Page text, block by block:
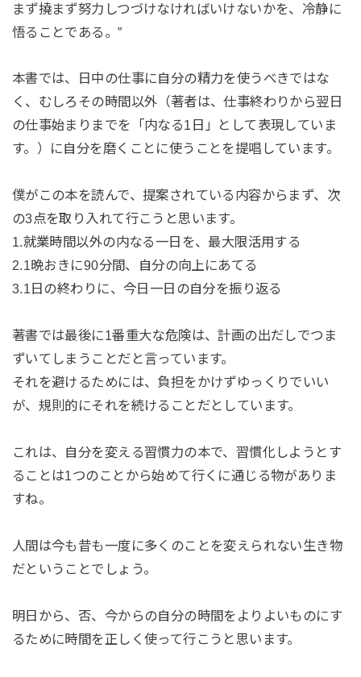
まず撓まず努力しつづけなければいけないかを、冷静に
悟ることである。”
本書では、日中の仕事に自分の精力を使うべきではな
く、むしろその時間以外（著者は、仕事終わりから翌日
の仕事始まりまでを「内なる1日」として表現していま
す。）に自分を磨くことに使うことを提唱しています。
僕がこの本を読んで、提案されている内容からまず、次
の3点を取り入れて行こうと思います。
1.就業時間以外の内なる一日を、最大限活用する
2.1晩おきに90分間、自分の向上にあてる
3.1日の終わりに、今日一日の自分を振り返る
著書では最後に1番重大な危険は、計画の出だしでつま
ずいてしまうことだと言っています。
それを避けるためには、負担をかけずゆっくりでいい
が、規則的にそれを続けることだとしています。
これは、自分を変える習慣力の本で、習慣化しようとす
ることは1つのことから始めて行くに通じる物がありま
すね。
人間は今も昔も一度に多くのことを変えられない生き物
だということでしょう。
明日から、否、今からの自分の時間をよりよいものにす
るために時間を正しく使って行こうと思います。